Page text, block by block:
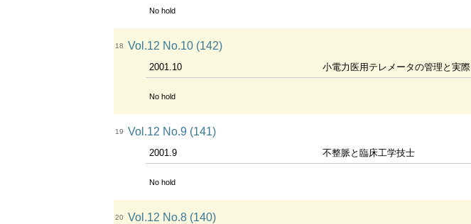
No hold
18 Vol.12 No.10 (142)
2001.10 小電力医用テレメータの管理と実際
No hold
19 Vol.12 No.9 (141)
2001.9 不整脈と臨床工学技士
No hold
20 Vol.12 No.8 (140)